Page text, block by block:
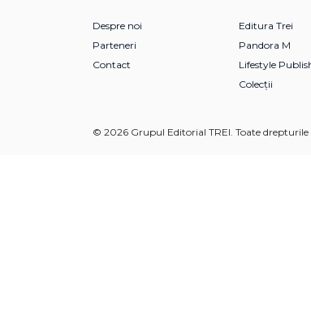
Despre noi
Parteneri
Contact
Editura Trei
Pandora M
Lifestyle
Colecții
© 2026 Grupul Editorial TREI. Toate drepturile